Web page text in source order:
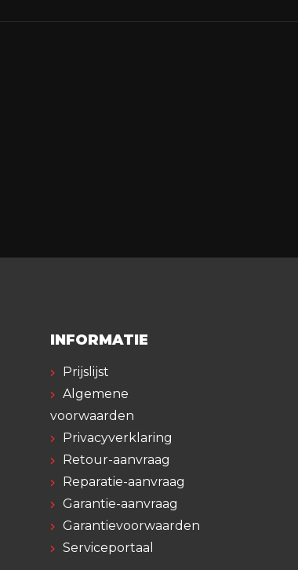
INFORMATIE
Prijslijst
Algemene
voorwaarden
Privacyverklaring
Retour-aanvraag
Reparatie-aanvraag
Garantie-aanvraag
Garantievoorwaarden
Serviceportaal